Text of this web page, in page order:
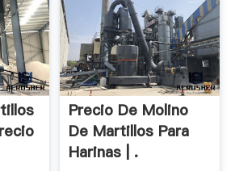
Precio De Molino
De Martillos Para
Harinas | .